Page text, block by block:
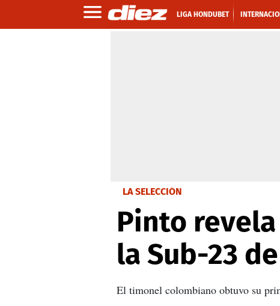
LIGA HONDUBET
LA SELECCIÓN
Pinto
la Sub-23
El timonel colombiano obtuvo su